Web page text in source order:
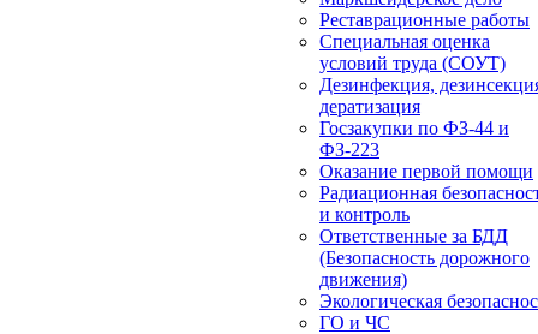
Реставрационные работы
Специальная оценка
условий труда (СОУТ)
Дезинфекция,
дератизация
Госзакупки по ФЗ-44 и
ФЗ-223
Оказание первой помощи
Радиационная
и контроль
Ответственные за БДД
(Безопасность дорожного
движения)
Экологическая
ГО и ЧС